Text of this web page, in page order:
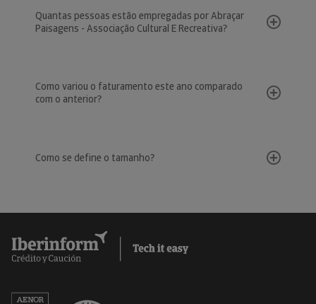
Quantas pessoas estão empregadas por Abraçar
Paisagens - Associação Cultural E Recreativa?
Como variou o faturamento este ano comparado
com o anterior?
Como se define o tamanho?